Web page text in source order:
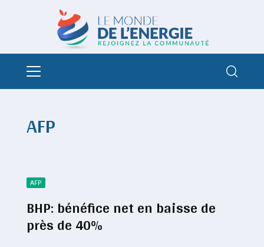
AFP
AFP
BHP: bénéfice net en baisse de
près de 40%